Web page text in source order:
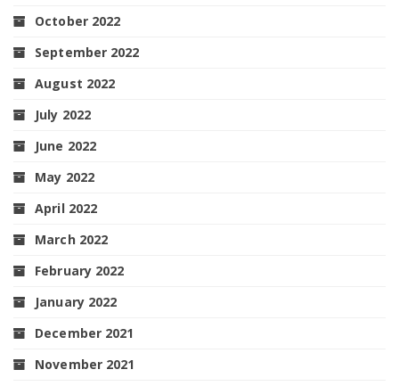
October 2022
September 2022
August 2022
July 2022
June 2022
May 2022
April 2022
March 2022
February 2022
January 2022
December 2021
November 2021